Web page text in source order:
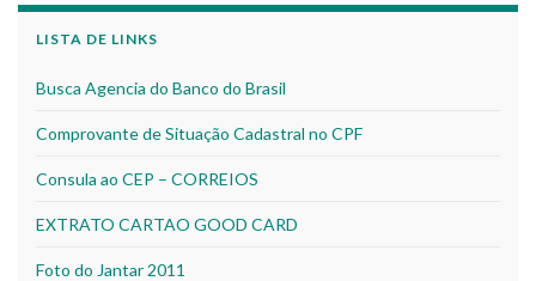
LISTA DE LINKS
Busca Agencia do Banco do Brasil
Comprovante de Situação Cadastral no CPF
Consula ao CEP – CORREIOS
EXTRATO CARTAO GOOD CARD
Foto do Jantar 2011